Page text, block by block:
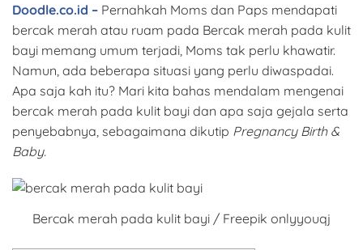
Doodle.co.id – Pernahkah Moms dan Paps mendapati
bercak merah atau ruam pada Bercak merah pada kulit
bayi memang umum terjadi, Moms tak perlu khawatir.
Namun, ada beberapa situasi yang perlu diwaspadai.
Apa saja kah itu? Mari kita bahas mendalam mengenai
bercak merah pada kulit bayi dan apa saja gejala serta
penyebabnya, sebagaimana dikutip Pregnancy Birth &
Baby.
Bercak merah pada kulit bayi / Freepik onlyyouqj